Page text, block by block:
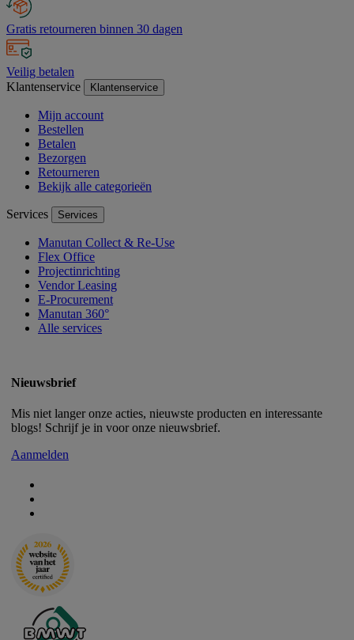
Gratis retourneren binnen 30 dagen
Veilig betalen
Klantenservice
Klantenservice
Mijn account
Bestellen
Betalen
Bezorgen
Retourneren
Bekijk alle categorieën
Services Services
Manutan Collect & Re-Use
Flex Office
Projectinrichting
Vendor Leasing
E-Procurement
Manutan 360°
Alle services
Nieuwsbrief
Mis niet langer onze acties, nieuwste producten en interessante
blogs! Schrijf je in voor onze nieuwsbrief.
Aanmelden